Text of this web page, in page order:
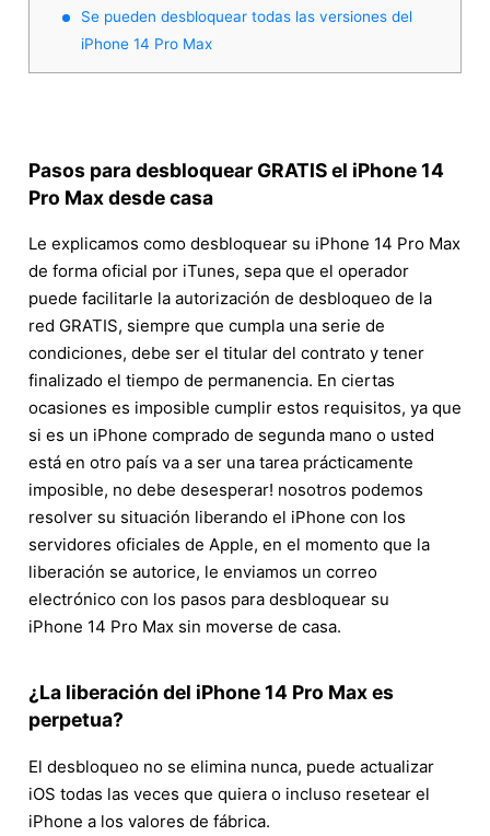
Se pueden desbloquear todas las versiones del
iPhone 14 Pro Max
Pasos para desbloquear GRATIS el iPhone 14
Pro Max desde casa
Le explicamos como desbloquear su iPhone 14 Pro Max
de forma oficial por iTunes, sepa que el operador
puede facilitarle la autorización de desbloqueo de la
red GRATIS, siempre que cumpla una serie de
condiciones, debe ser el titular del contrato y tener
finalizado el tiempo de permanencia. En ciertas
ocasiones es imposible cumplir estos requisitos, ya que
si es un iPhone comprado de segunda mano o usted
está en otro país va a ser una tarea prácticamente
imposible, no debe desesperar! nosotros podemos
resolver su situación liberando el iPhone con los
servidores oficiales de Apple, en el momento que la
liberación se autorice, le enviamos un correo
electrónico con los pasos para desbloquear su
iPhone 14 Pro Max sin moverse de casa.
¿La liberación del iPhone 14 Pro Max es
perpetua?
El desbloqueo no se elimina nunca, puede actualizar
iOS todas las veces que quiera o incluso resetear el
iPhone a los valores de fábrica.